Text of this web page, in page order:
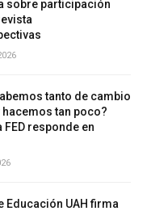
sobre participación
tanto de cambio
tan poco?
responde en
Educación UAH firma